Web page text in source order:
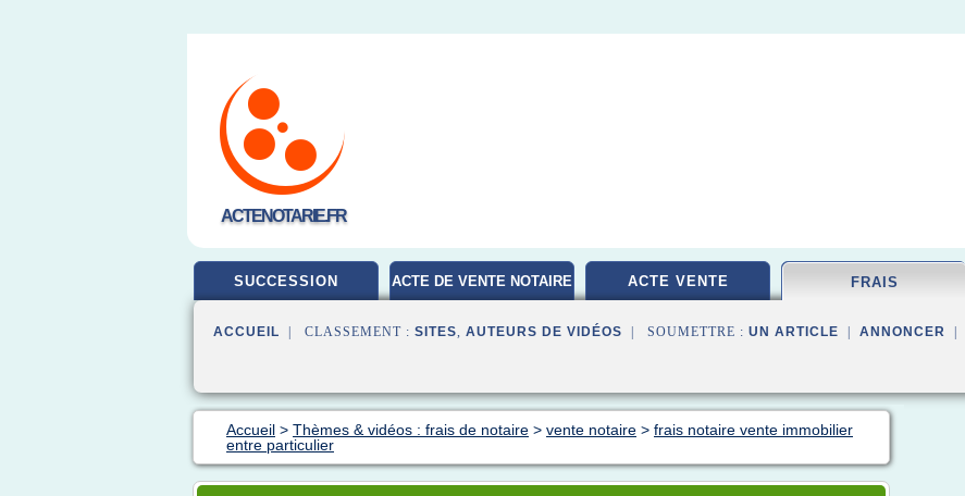
ACTENOTARIE.FR
SUCCESSION ACTE DE VENTE NOTAIRE ACTE VENTE FRAIS
ACCUEIL | CLASSEMENT : SITES, AUTEURS DE VIDÉOS | SOUMETTRE : UN ARTICLE ANNONCER
Accueil > Thèmes & vidéos : frais de notaire > vente notaire > frais notaire vente immobilier
entre particulier